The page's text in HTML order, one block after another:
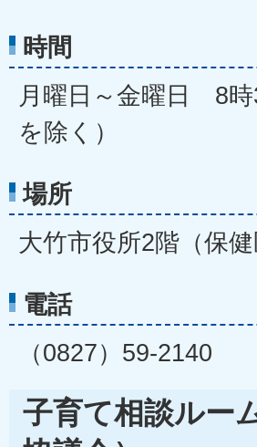
時間
月曜日～金曜日 8時
を除く）
場所
大竹市役所2階（保健
電話
（0827）59-2140
子育て相談ルー